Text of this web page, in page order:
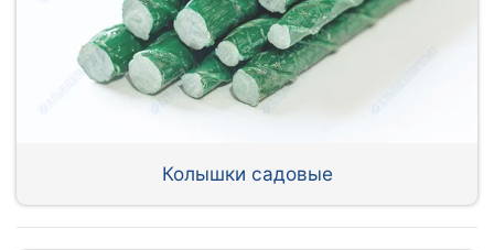
Колышки садовые